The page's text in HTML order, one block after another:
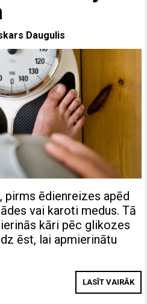
Daugulis
pirms ēdienreizes apēd
vai karoti medus. Tā
kāri pēc glikozes
ēst, lai apmierinātu
LASĪT VAIRĀK